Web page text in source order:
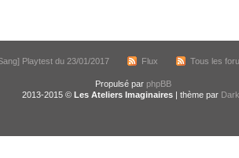
Playtest du 23/01/2017 Flux Tous les
Propulsé par phpBB
2013-2015 © Les Ateliers Imaginaires | thème par